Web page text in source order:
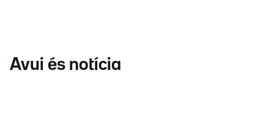
Avui és notícia